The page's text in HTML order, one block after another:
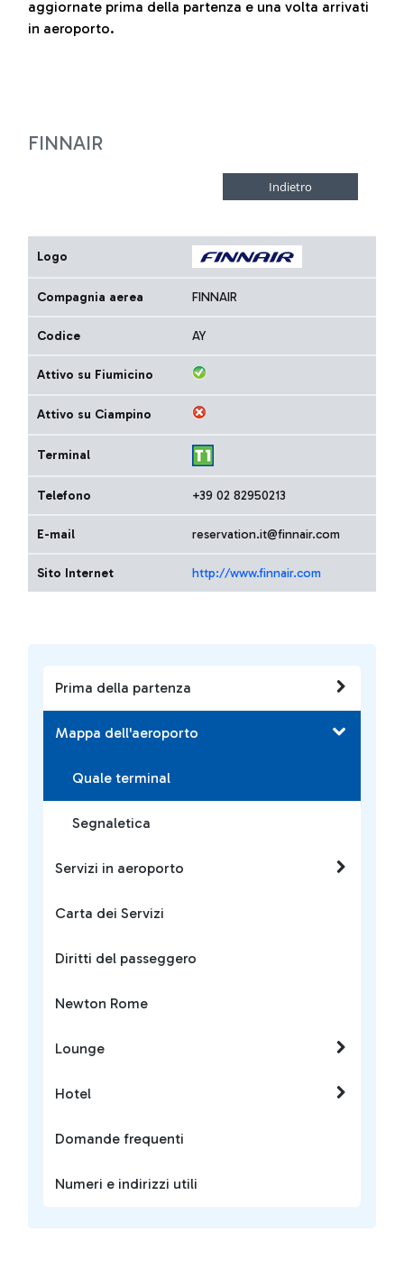
Prima della partenza
Mappa dell'aeroporto
Quale terminal
Segnaletica
Servizi in aeroporto
Carta dei Servizi
Diritti del passeggero
Newton Rome
Lounge
Hotel
Domande frequenti
Numeri e indirizzi utili
aggiornate prima della partenza e una volta arrivati
in aeroporto.
FINNAIR
Logo
Compagnia aerea FINNAIR
Codice AY
Attivo su Fiumicino
Attivo su Ciampino
Terminal
Telefono +39 02 82950213
E-mail reservation.it@finnair.com
Sito Internet http://www.finnair.com